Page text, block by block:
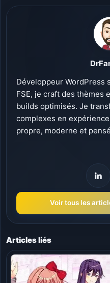
Développeur WordPress
FSE, je craft des thèmes
builds optimisés. Je
complexes en
propre, moderne et
Voir tous les
Articles liés